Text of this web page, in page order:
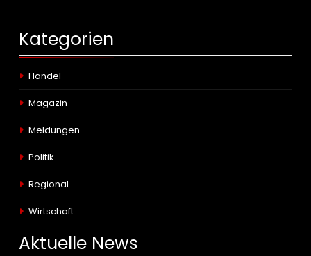
Kategorien
Handel
Magazin
Meldungen
Politik
Regional
Wirtschaft
Aktuelle News